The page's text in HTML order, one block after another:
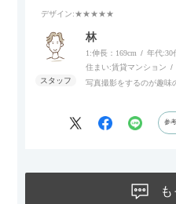
デザイン:★★★★★
林
1:伸長：169cm 年代:30
住まい:賃貸マンション
写真撮影をするのが趣味
参